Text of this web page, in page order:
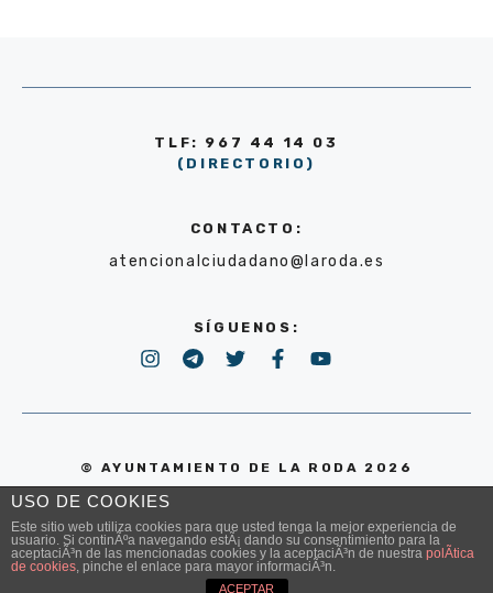
TLF: 967 44 14 03
(DIRECTORIO)
CONTACTO:
atencionalciudadano@laroda.es
SÍGUENOS:
© AYUNTAMIENTO DE LA RODA 2026
POLÍTICA DE PRIVACIDAD
USO DE COOKIES
Este sitio web utiliza cookies para que usted tenga la mejor experiencia de
usuario. Si continÃºa navegando estÃ¡ dando su consentimiento para la
aceptaciÃ³n de las mencionadas cookies y la aceptaciÃ³n de nuestra polÃ­tica
de cookies, pinche el enlace para mayor informaciÃ³n.
ACEPTAR